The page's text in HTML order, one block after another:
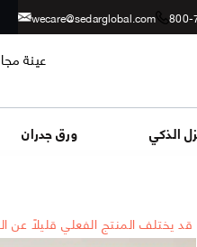
wecare@sedarglobal.com
عينة
ورق جدران الذكي
*قد يختلف المنتج الفعلي قليلاً عن